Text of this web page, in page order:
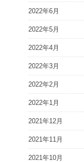
2022年6月
2022年5月
2022年4月
2022年3月
2022年2月
2022年1月
2021年12月
2021年11月
2021年10月